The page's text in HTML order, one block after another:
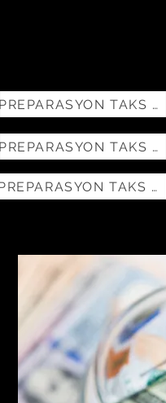
PREPARASYON TAKS GRATIS-VITA
PREPARASYON TAKS GRATIS-VITA
PREPARASYON TAKS GRATIS-VITA